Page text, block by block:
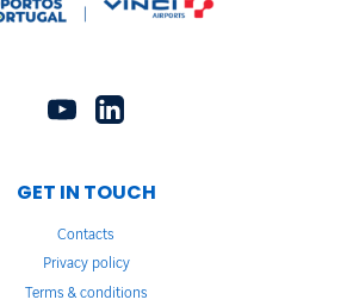
GET IN TOUCH
Contacts
Privacy policy
Terms & conditions